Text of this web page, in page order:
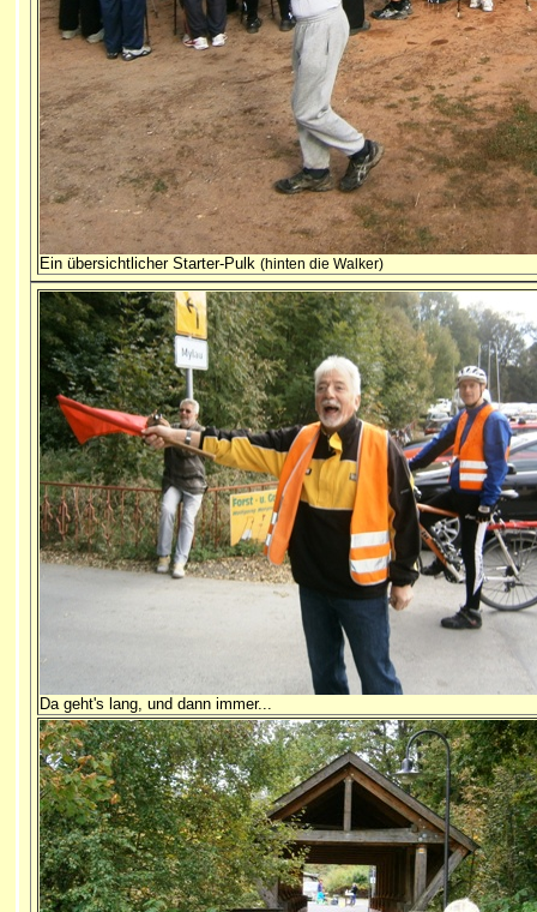
Ein übersichtlicher Starter-Pulk (hinten die Walker)
Da geht's lang, und dann immer...